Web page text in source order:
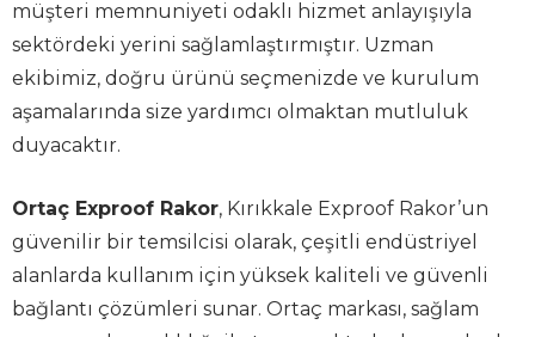
müşteri memnuniyeti odaklı hizmet anlayışıyla
sektördeki yerini sağlamlaştırmıştır. Uzman
ekibimiz, doğru ürünü seçmenizde ve kurulum
aşamalarında size yardımcı olmaktan mutluluk
duyacaktır.
Ortaç Exproof Rakor, Kırıkkale Exproof Rakor’un
güvenilir bir temsilcisi olarak, çeşitli endüstriyel
alanlarda kullanım için yüksek kaliteli ve güvenli
bağlantı çözümleri sunar. Ortaç markası, sağlam